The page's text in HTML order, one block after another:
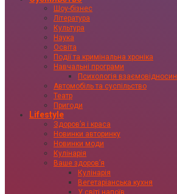
Шоу-бізнес
Література
Культура
Наука
Освіта
Події та кримінальна хроніка
Навчальні програми
Психологія взаємовідносин
Автомобіль та суспільство
Театр
Пригоди
Lifestyle
Здоровʼя і краса
Новинки авторинку
Новинки моди
Кулінарія
Ваше здоровʼя
Кулінарія
Вегетаріанська кухня
У світі напоїв